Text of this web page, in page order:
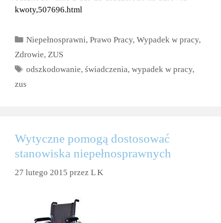
kwoty,507696.html
Kategorie
Niepełnosprawni,Prawo Pracy,Wypadek w pracy,
Zdrowie, ZUS
Tagi
odszkodowanie,świadczenia,wypadek w pracy,
zus
Wytyczne pomogą dostosować
stanowiska niepełnosprawnych
27 lutego 2015 przez L K